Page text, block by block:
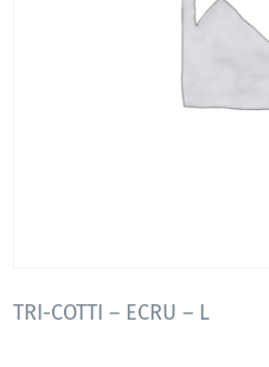
TRI-COTTI – ECRU – L